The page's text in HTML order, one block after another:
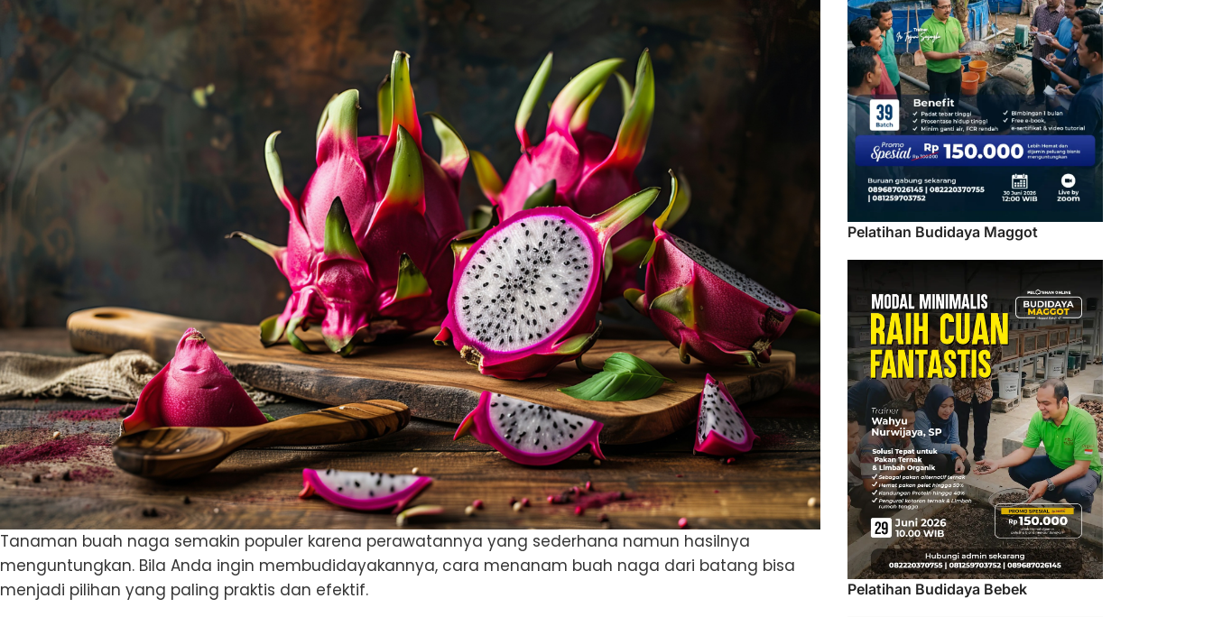
Tanaman buah naga semakin populer karena perawatannya yang sederhana namun hasilnya
menguntungkan. Bila Anda ingin membudidayakannya, cara menanam buah naga dari batang bisa
menjadi pilihan yang paling praktis dan efektif.
Pelatihan Budidaya Maggot
Pelatihan Budidaya Bebek